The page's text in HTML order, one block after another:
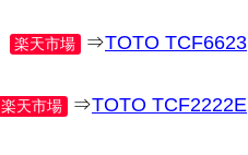
楽天市場 ⇒TOTO TCF6623
楽天市場 ⇒TOTO TCF2222E